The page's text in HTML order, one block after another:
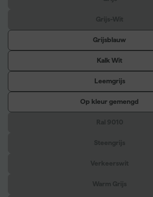
Grijsblauw
Kalk Wit
Leemgrijs
Op kleur gemengd